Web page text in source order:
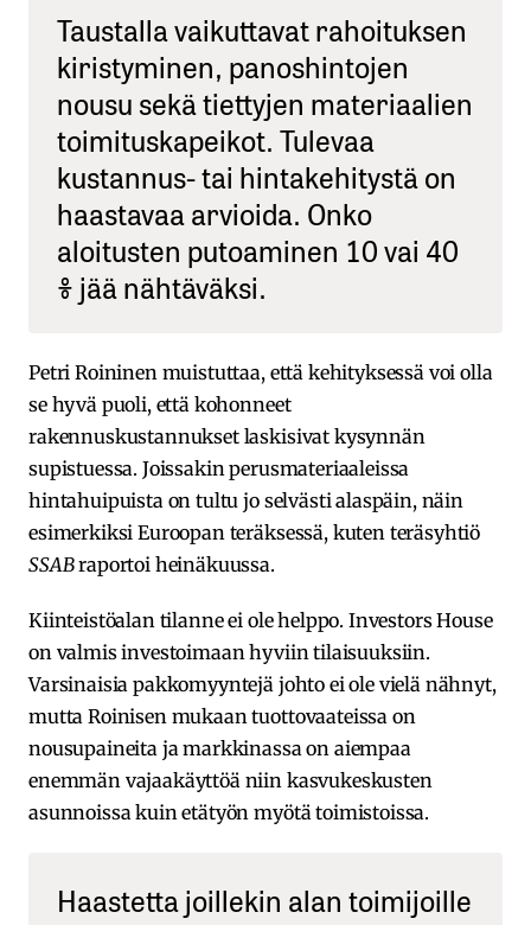
Taustalla vaikuttavat rahoituksen
kiristyminen, panoshintojen
nousu sekä tiettyjen materiaalien
toimituskapeikot. Tulevaa
kustannus- tai hintakehitystä on
haastavaa arvioida. Onko
aloitusten putoaminen 10 vai 40
% jää nähtäväksi.
Petri Roininen muistuttaa, että kehityksessä voi olla
se hyvä puoli, että kohonneet
rakennuskustannukset laskisivat kysynnän
supistuessa. Joissakin perusmateriaaleissa
hintahuipuista on tultu jo selvästi alaspäin, näin
esimerkiksi Euroopan teräksessä, kuten teräsyhtiö
SSABraportoi heinäkuussa.
Kiinteistöalan tilanne ei ole helppo. Investors House
on valmis investoimaan hyviin tilaisuuksiin.
Varsinaisia pakkomyyntejä johto ei ole vielä nähnyt,
mutta Roinisen mukaan tuottovaateissa on
nousupaineita ja markkinassa on aiempaa
enemmän vajaakäyttöä niin kasvukeskusten
asunnoissa kuin etätyön myötä toimistoissa.
Haastetta joillekin alan toimijoille